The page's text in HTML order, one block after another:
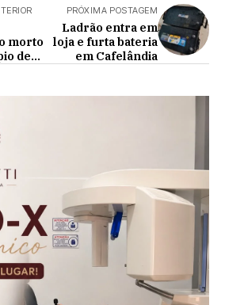
morto
de
PRÓXIMA POSTAGEM
Ladrão entra em
loja e furta bateria
em Cafelândia